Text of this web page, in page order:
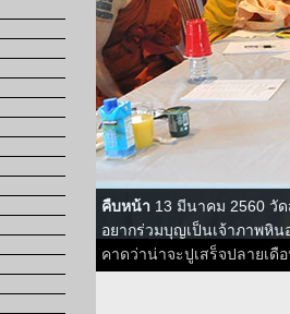
คืบหน้า 13 มีนาคม 2560 วั
อยากร่วมบุญเป็นเจ้าภาพหิ
คาดว่าน่าจะปูเสร็จปลายเดื